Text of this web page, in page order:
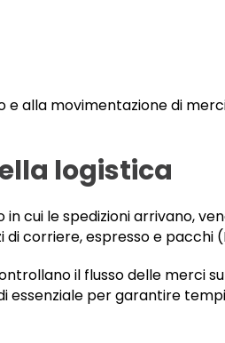
alla movimentazione di
logistica
cui le spedizioni arrivano,
corriere, espresso e pacchi
il flusso delle merci
essenziale per garantire